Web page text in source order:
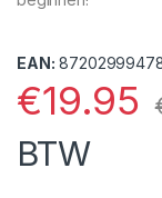
EAN:
€19.95
BTW